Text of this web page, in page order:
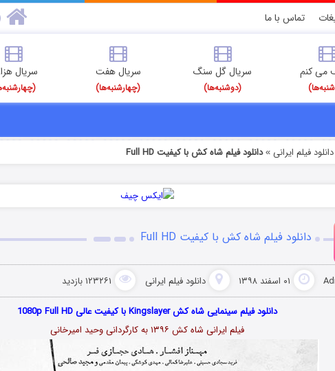
تماس با ما
می کنم سریال گل سنگ
(دوشنبه‌ها)
سریال هفت
(چهارشنبه‌ها)
سریال
دانلود فیلم‌ ایرانی »دانلود فیلم شاه کش با کیفیت Full HD
دانلود فیلم شاه کش با کیفیت Full HD
۰۱ اسفند ۱۳۹۸ دانلود فیلم‌ ایرانی ۱۲۳۲۶۱ بازدید
دانلود فیلم سینمایی شاه کش Kingslayer با کیفیت عالی 1080p Full HD
فیلم ایرانی شاه کش ۱۳۹۶ به کارگردانی وحید امیرخانی